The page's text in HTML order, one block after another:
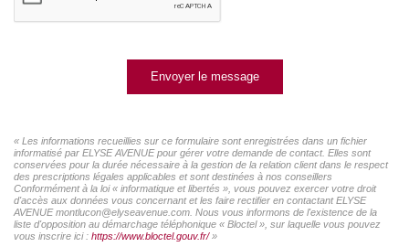
Envoyer le message
« Les informations recueillies sur ce formulaire sont enregistrées dans un fichier
informatisé par ELYSE AVENUE pour gérer votre demande de contact. Elles sont
conservées pour la durée nécessaire à la gestion de la relation client dans le respect
des prescriptions légales applicables et sont destinées à nos conseillers
Conformément à la loi « informatique et libertés », vous pouvez exercer votre droit
d'accès aux données vous concernant et les faire rectifier en contactant ELYSE
AVENUE montlucon@elyseavenue.com. Nous vous informons de l'existence de la
liste d'opposition au démarchage téléphonique « Bloctel », sur laquelle vous pouvez
vous inscrire ici : https://www.bloctel.gouv.fr/»